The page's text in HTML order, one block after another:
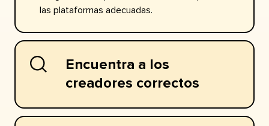
las plataformas adecuadas.​​
Encuentra a los
creadores correctos​​